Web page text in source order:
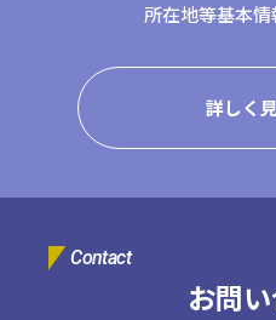
拠点一覧
東京本社
富山本部高岡本部大阪本部北
グループ企業一覧
日本クレアス社会保険労務士
所在地等基本
詳しく
Contact
お問